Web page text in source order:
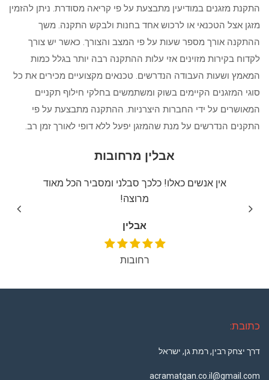
התקנת מזגנים במודיעין מתבצעת על פי קריאה מסודרת. ניתן להזמין
מזגן אצל הטכנאי או לרכוש אחד בחנות ולבקש התקנה. משך
ההתקנה אורך מספר שעות על פי המצב והצורך. כאשר יש צורך
לקדוח בקירות מזוינים אזי עלות ההתקנה רבה יותר בגלל כמות
המאמץ ושעות העבודה הנדרשים. טכנאים מקצועיים מכירים את כל
סוגי המזגנים הקיימים בשוק ומשתמשים בחלקי חילוף תקניים
המאושרים על ידי החברות היצרניות. ההתקנה מתבצעת על פי
התקנים הנדרשים על מנת שהמזגן יפעל ללא דופי לאורך זמן רב.
אבלין מרחובות
אין אנשים כאלו! כלכך סבלני ומסביר הכל מאוד
מרוצה!
אבלין
רחובות
כתובת:
דרך יצחק רבין, רמת גן, ישראל
acramatgan.co.il@gmail.com